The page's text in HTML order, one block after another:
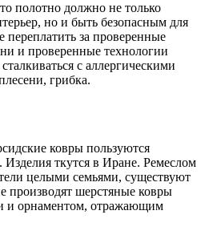
полотно должно не только
но и быть безопасным для
переплатить за проверенные
и проверенные технологии
с аллергическими
грибка.
ковры пользуются
Изделия ткутся в Иране. Ремеслом
целыми семьями, существуют
производят шерстяные ковры
и орнаментом, отражающим